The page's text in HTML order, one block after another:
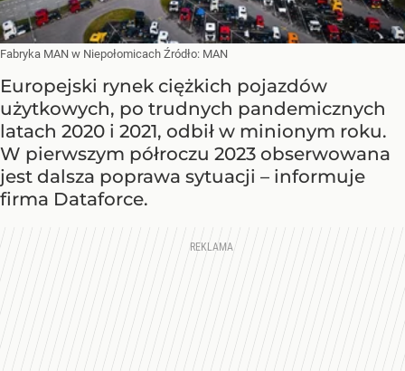
Fabryka MAN w Niepołomicach Źródło: MAN
Europejski rynek ciężkich pojazdów
użytkowych, po trudnych pandemicznych
latach 2020 i 2021, odbił w minionym roku.
W pierwszym półroczu 2023 obserwowana
jest dalsza poprawa sytuacji – informuje
firma Dataforce.